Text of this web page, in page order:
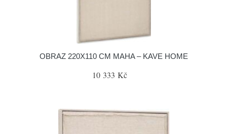
OBRAZ 220X110 CM MAHA – KAVE HOME
10 333 Kč